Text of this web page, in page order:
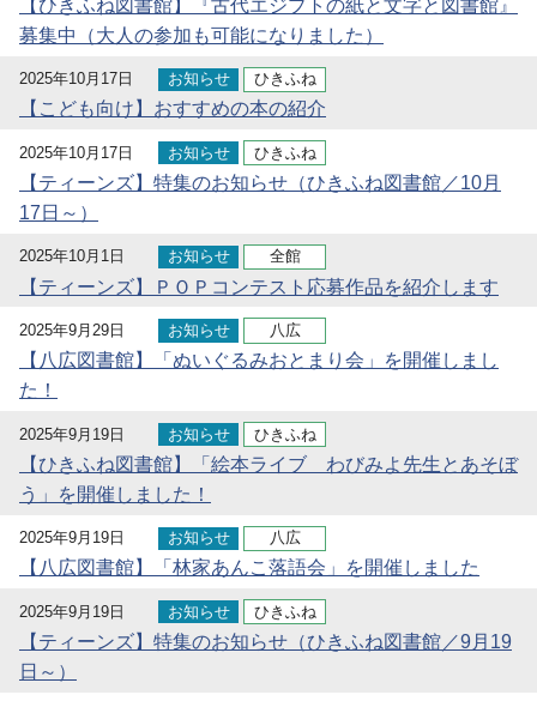
【ひきふね図書館】『古代エジプトの紙と文字と図書館』
募集中（大人の参加も可能になりました）
2025年10月17日 お知らせ ひきふね
【こども向け】おすすめの本の紹介
2025年10月17日 お知らせ ひきふね
【ティーンズ】特集のお知らせ（ひきふね図書館／10月
17日～）
2025年10月1日 お知らせ 全館
【ティーンズ】ＰＯＰコンテスト応募作品を紹介します
2025年9月29日 お知らせ 八広
【八広図書館】「ぬいぐるみおとまり会」を開催しまし
た！
2025年9月19日 お知らせ ひきふね
【ひきふね図書館】「絵本ライブ わびみよ先生とあそぼ
う」を開催しました！
2025年9月19日 お知らせ 八広
【八広図書館】「林家あんこ落語会」を開催しました
2025年9月19日 お知らせ ひきふね
【ティーンズ】特集のお知らせ（ひきふね図書館／9月19
日～）